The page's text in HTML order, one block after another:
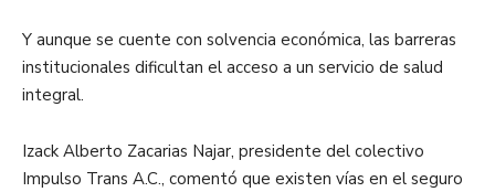
Y aunque se cuente con solvencia económica, las barreras
institucionales dificultan el acceso a un servicio de salud
integral.
Izack Alberto Zacarias Najar, presidente del colectivo
Impulso Trans A.C., comentó que existen vías en el seguro